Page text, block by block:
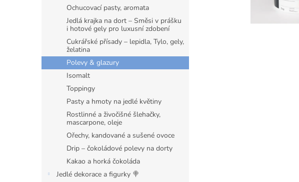
Ochucovací pasty, aromata
Jedlá krajka na dort – Směsi v prášku
i hotové gely pro luxusní zdobení
Cukrářské přísady – lepidla, Tylo, gely,
želatina
Polevy & glazury
Isomalt
Toppingy
Pasty a hmoty na jedlé květiny
Rostlinné a živočišné šlehačky,
mascarpone, oleje
Ořechy, kandované a sušené ovoce
Drip – čokoládové polevy na dorty
Kakao a horká čokoláda
Jedlé dekorace a figurky 🍭